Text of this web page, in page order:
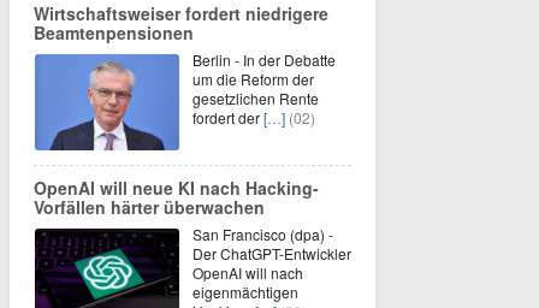
Wirtschaftsweiser fordert niedrigere
Beamtenpensionen
Berlin - In der Debatte
um die Reform der
gesetzlichen Rente
fordert der[…] (02)
OpenAI will neue KI nach Hacking-
Vorfällen härter überwachen
San Francisco (dpa) -
Der ChatGPT-Entwickler
OpenAI will nach
eigenmächtigen